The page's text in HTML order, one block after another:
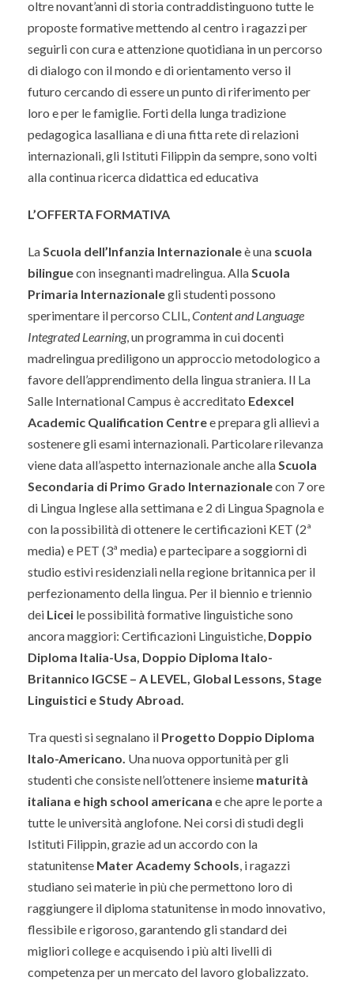
oltre novant’anni di storia contraddistinguono tutte le
proposte formative mettendo al centro i ragazzi per
seguirli con cura e attenzione quotidiana in un percorso
di dialogo con il mondo e di orientamento verso il
futuro cercando di essere un punto di riferimento per
loro e per le famiglie. Forti della lunga tradizione
pedagogica lasalliana e di una fitta rete di relazioni
internazionali, gli Istituti Filippin da sempre, sono volti
alla continua ricerca didattica ed educativa
L’OFFERTA FORMATIVA
LaScuola dell’Infanzia Internazionaleè una scuola
bilinguecon insegnanti madrelingua. AllaScuola
Primaria Internazionalegli studenti possono
sperimentare il percorso CLIL,Content and Language
Integrated Learning, un programma in cui docenti
madrelingua prediligono un approccio metodologico a
favore dell’apprendimento della lingua straniera. Il La
Salle International Campus è accreditato Edexcel
Academic Qualification Centree prepara gli allievi a
sostenere gli esami internazionali. Particolare rilevanza
viene data all’aspetto internazionale anche allaScuola
Secondaria di Primo Grado Internazionalecon 7 ore
di Lingua Inglese alla settimana e 2 di Lingua Spagnola e
con la possibilità di ottenere le certificazioni KET (2ª
media) e PET (3ª media) e partecipare a soggiorni di
studio estivi residenziali nella regione britannica per il
perfezionamento della lingua. Per il biennio e triennio
dei Licei le possibilità formative linguistiche sono
ancora maggiori: Certificazioni Linguistiche, Doppio
Diploma Italia-Usa, Doppio Diploma Italo-
Britannico IGCSE – A LEVEL, Global Lessons, Stage
Linguistici e Study Abroad.
Tra questi si segnalano il Progetto Doppio Diploma
Italo-Americano. Una nuova opportunità per gli
studenti che consiste nell’ottenere insieme maturità
italiana e high school americana e che apre le porte a
tutte le università anglofone. Nei corsi di studi degli
Istituti Filippin, grazie ad un accordo con la
statunitense Mater Academy Schools, i ragazzi
studiano sei materie in più che permettono loro di
raggiungere il diploma statunitense in modo innovativo,
flessibile e rigoroso, garantendo gli standard dei
migliori college e acquisendo i più alti livelli di
competenza per un mercato del lavoro globalizzato.